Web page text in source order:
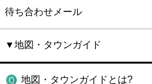
待ち合わせメール
▼地図・タウンガイド
地図・タウンガイドとは?